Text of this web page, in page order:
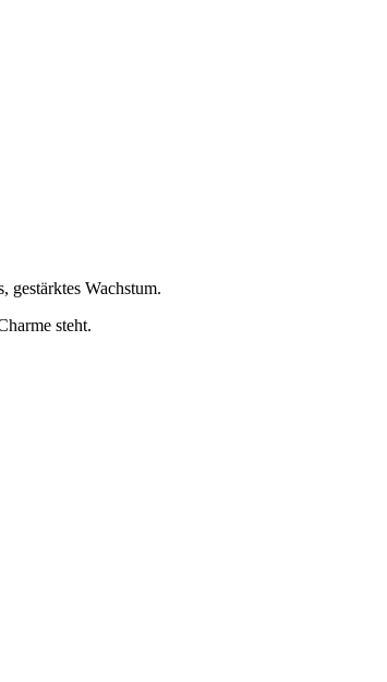
gestärktes Wachstum.
steht.